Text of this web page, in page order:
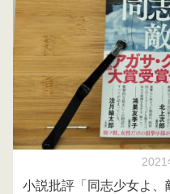
2021
小説批評「同志少女よ、